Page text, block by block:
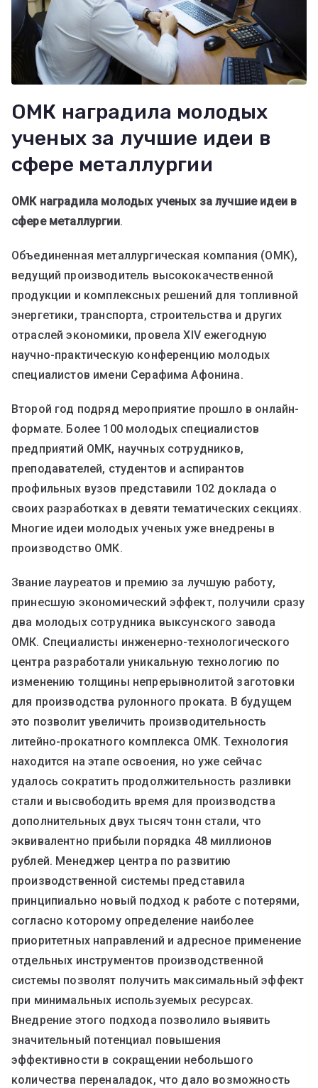
ОМК наградила молодых
ученых за лучшие идеи в
сфере металлургии
ОМК наградила молодых ученых за лучшие идеи в
сфере металлургии.
Объединенная металлургическая компания (ОМК),
ведущий производитель высококачественной
продукции и комплексных решений для топливной
энергетики, транспорта, строительства и других
отраслей экономики, провела XIV ежегодную
научно-практическую конференцию молодых
специалистов имени Серафима Афонина.
Второй год подряд мероприятие прошло в онлайн-
формате. Более 100 молодых специалистов
предприятий ОМК, научных сотрудников,
преподавателей, студентов и аспирантов
профильных вузов представили 102 доклада о
своих разработках в девяти тематических секциях.
Многие идеи молодых ученых уже внедрены в
производство ОМК.
Звание лауреатов и премию за лучшую работу,
принесшую экономический эффект, получили сразу
два молодых сотрудника выксунского завода
ОМК. Специалисты инженерно-технологического
центра разработали уникальную технологию по
изменению толщины непрерывнолитой заготовки
для производства рулонного проката. В будущем
это позволит увеличить производительность
литейно-прокатного комплекса ОМК. Технология
находится на этапе освоения, но уже сейчас
удалось сократить продолжительность разливки
стали и высвободить время для производства
дополнительных двух тысяч тонн стали, что
эквивалентно прибыли порядка 48 миллионов
рублей. Менеджер центра по развитию
производственной системы представила
принципиально новый подход к работе с потерями,
согласно которому определение наиболее
приоритетных направлений и адресное применение
отдельных инструментов производственной
системы позволят получить максимальный эффект
при минимальных используемых ресурсах.
Внедрение этого подхода позволило выявить
значительный потенциал повышения
эффективности в сокращении небольшого
количества переналадок, что дало возможность